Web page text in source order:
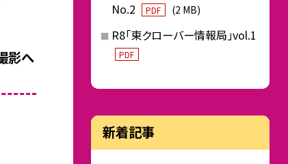
影へ
No.2
PDF (2 MB)
R8「東クローバー情報局」vol.1
PDF
新着記事